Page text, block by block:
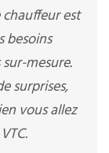
est
besoins
mesure.
surprises,
vous allez